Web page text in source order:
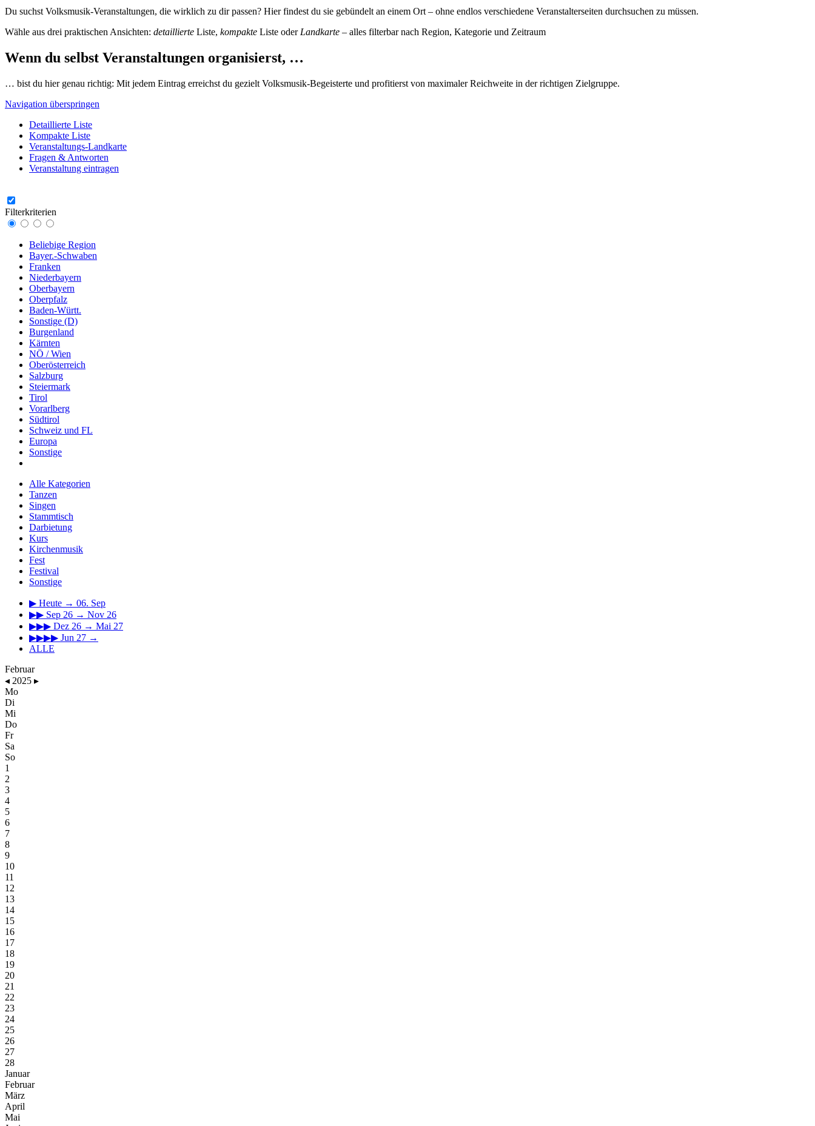
Du suchst Volksmusik-Veranstaltungen, die wirklich zu dir passen? Hier findest du sie gebündelt an einem Ort – ohne endlos verschiedene Veranstalterseiten durchsuchen zu müssen.
Wähle aus drei praktischen Ansichten: detaillierte Liste, kompakte Liste oder Landkarte – alles filterbar nach Region, Kategorie und Zeitraum
Wenn du selbst Veranstaltungen organisierst, …
… bist du hier genau richtig: Mit jedem Eintrag erreichst du gezielt Volksmusik-Begeisterte und profitierst von maximaler Reichweite in der richtigen Zielgruppe.
Navigation überspringen
Detaillierte Liste
Kompakte Liste
Veranstaltungs-Landkarte
Fragen & Antworten
Veranstaltung eintragen
Filterkriterien
Beliebige Region
Bayer.-Schwaben
Franken
Niederbayern
Oberbayern
Oberpfalz
Baden-Württ.
Sonstige (D)
Burgenland
Kärnten
NÖ / Wien
Oberösterreich
Salzburg
Steiermark
Tirol
Vorarlberg
Südtirol
Schweiz und FL
Europa
Sonstige
Alle Kategorien
Tanzen
Singen
Stammtisch
Darbietung
Kurs
Kirchenmusik
Fest
Festival
Sonstige
▶ Heute → 06. Sep
▶▶ Sep 26 → Nov 26
▶▶▶ Dez 26 → Mai 27
▶▶▶▶ Jun 27 →
ALLE
Februar
◂ 2025 ▸
Mo
Di
Mi
Do
Fr
Sa
So
1
2
3
4
5
6
7
8
9
10
11
12
13
14
15
16
17
18
19
20
21
22
23
24
25
26
27
28
Januar
Februar
März
April
Mai